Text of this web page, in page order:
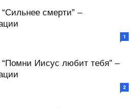
“Сильнее смерти” –
1
“Помни Иисус любит тебя” –
2